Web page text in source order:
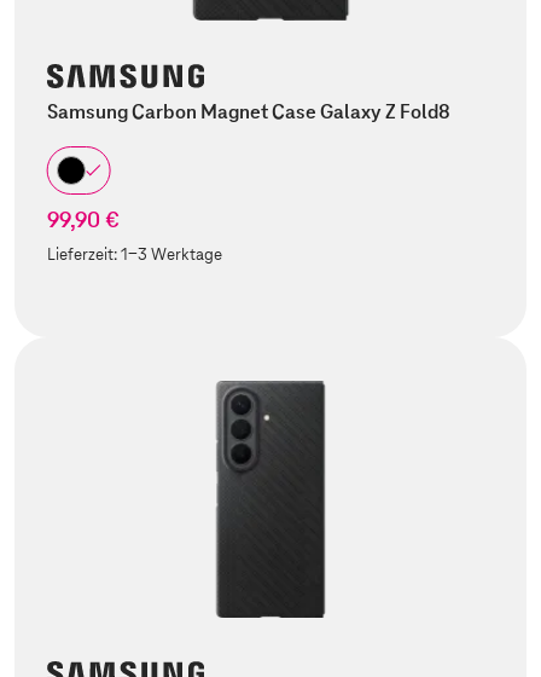
Samsung Carbon Magnet Case Galaxy Z Fold8
99,90 €
Lieferzeit:1-3 Werktage